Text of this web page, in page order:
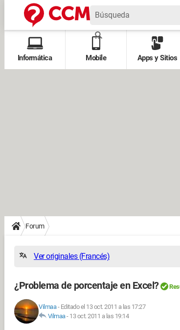
Informática Mobile Apps y Sitios
Forum
Ver originales (Francés)
¿Problema de porcentaje en Excel?
Vilmaa- Editado el 13 oct. 2011 a las 17:27
Vilmaa- 13 oct. 2011 a las 19:14